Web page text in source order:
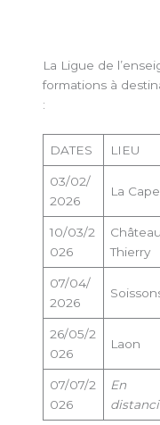
La Ligue de
formations à
:
DATES LIEU
03/02/
2026
La
10/03/2
026
Thierry
07/04/
2026
26/05/2
026
Laon
07/07/2
026
En